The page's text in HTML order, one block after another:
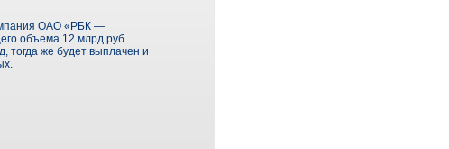
ОАО «РБК —
объема 12 млрд руб.
тогда же будет выплачен и